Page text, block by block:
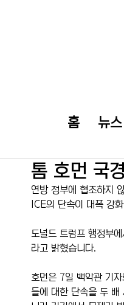
홈 뉴스
톰 호먼 국
연방 정부에 협조하지
ICE의 단속이 대폭 강
도널드 트럼프 행정부
라고 밝혔습니다.
호먼은 7일 백악관 기
들에 대한 단속을 두 배